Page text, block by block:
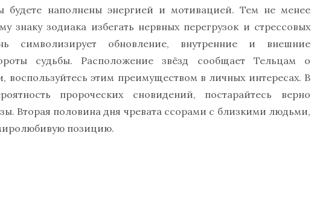
будете наполнены энергией и мотивацией. Тем не менее
знаку зодиака избегать нервных перегрузок и стрессовых
символизирует обновление, внутренние и внешние
судьбы. Расположение звёзд сообщает Тельцам о
воспользуйтесь этим преимуществом в личных интересах. В
пророческих сновидений, постарайтесь верно
Вторая половина дня чревата ссорами с близкими людьми,
позицию.